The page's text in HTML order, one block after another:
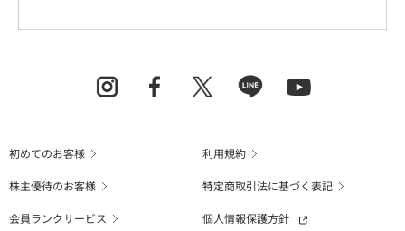
初めてのお客様
利用規約
株主優待のお客様
特定商取引法に基づく表記
会員ランクサービス
個人情報保護方針